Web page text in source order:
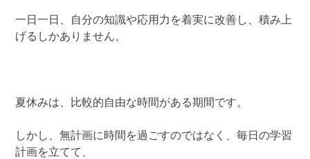
一日一日、自分の知識や応用力を着実に改善し、積み上
げるしかありません。
夏休みは、比較的自由な時間がある期間です。
しかし、無計画に時間を過ごすのではなく、毎日の学習
計画を立てて、